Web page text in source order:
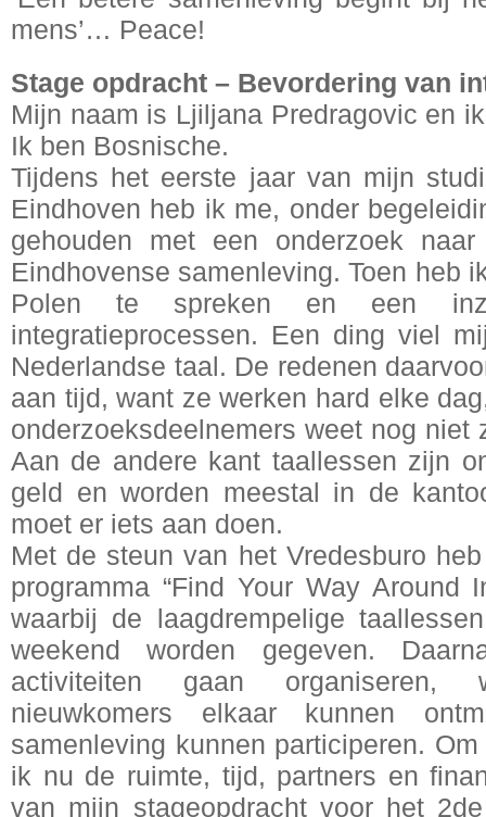
mens’… Peace!
Stage opdracht – Bevordering van
Mijn naam is Ljiljana Predragovic en
Ik ben Bosnische.
Tijdens het eerste jaar van mijn
Eindhoven heb ik me, onder
gehouden met een onderzoek
Eindhovense samenleving. Toen heb
Polen te spreken en een
integratieprocessen. Een ding viel
Nederlandse taal. De redenen
aan tijd, want ze werken hard elke
onderzoeksdeelnemers weet nog
Aan de andere kant taallessen zijn
geld en worden meestal in de
moet er iets aan doen.
Met de steun van het Vredesburo
programma “Find Your Way Around
waarbij de laagdrempelige
weekend worden gegeven.
activiteiten gaan organiseren,
nieuwkomers elkaar kunnen
samenleving kunnen participeren.
ik nu de ruimte, tijd, partners en
van mijn stageopdracht voor het